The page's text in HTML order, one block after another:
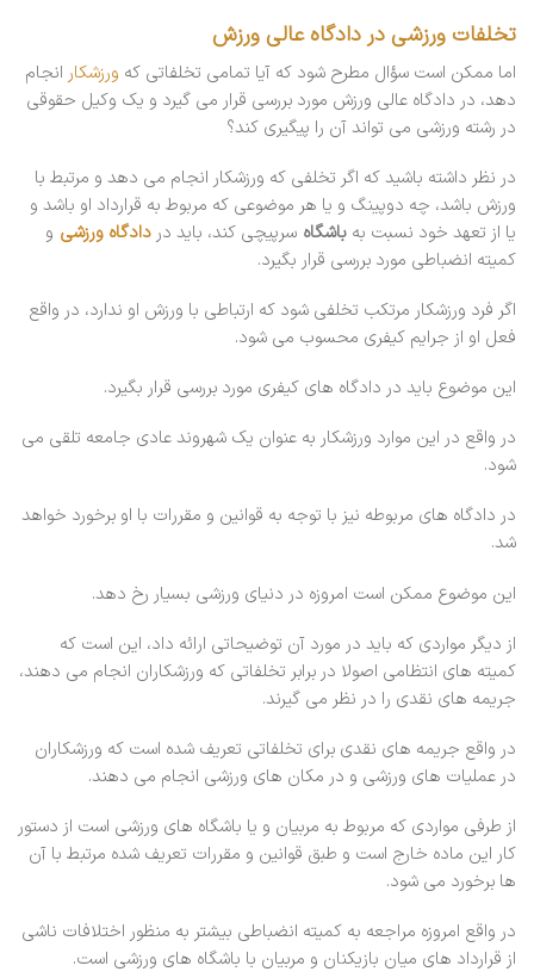
تخلفات ورزشی در دادگاه عالی ورزش
اما ممکن است سؤال مطرح شود که آیا تمامی تخلفاتی که ورزشکار انجام
دهد، در دادگاه عالی ورزش مورد بررسی قرار می گیرد و یک وکیل حقوقی
در رشته ورزشی می تواند آن را پیگیری کند؟
در نظر داشته باشید که اگر تخلفی که ورزشکار انجام می دهد و مرتبط با
ورزش باشد، چه دوپینگ و یا هر موضوعی که مربوط به قرارداد او باشد و
یا از تعهد خود نسبت به باشگاه سرپیچی کند، باید در دادگاه ورزشی و
کمیته انضباطی مورد بررسی قرار بگیرد.
اگر فرد ورزشکار مرتکب تخلفی شود که ارتباطی با ورزش او ندارد، در واقع
فعل او از جرایم کیفری محسوب می شود.
این موضوع باید در دادگاه های کیفری مورد بررسی قرار بگیرد.
در واقع در این موارد ورزشکار به عنوان یک شهروند عادی جامعه تلقی می
شود.
در دادگاه های مربوطه نیز با توجه به قوانین و مقررات با او برخورد خواهد
شد.
این موضوع ممکن است امروزه در دنیای ورزشی بسیار رخ دهد.
از دیگر مواردی که باید در مورد آن توضیحاتی ارائه داد، این است که
کمیته های انتظامی اصولا در برابر تخلفاتی که ورزشکاران انجام می دهند،
جریمه های نقدی را در نظر می گیرند.
در واقع جریمه های نقدی برای تخلفاتی تعریف شده است که ورزشکاران
در عملیات های ورزشی و در مکان های ورزشی انجام می دهند.
از طرفی مواردی که مربوط به مربیان و یا باشگاه های ورزشی است از دستور
کار این ماده خارج است و طبق قوانین و مقررات تعریف شده مرتبط با آن
ها برخورد می شود.
در واقع امروزه مراجعه به کمیته انضباطی بیشتر به منظور اختلافات ناشی
از قرارداد های میان بازیکنان و مربیان با باشگاه های ورزشی است.